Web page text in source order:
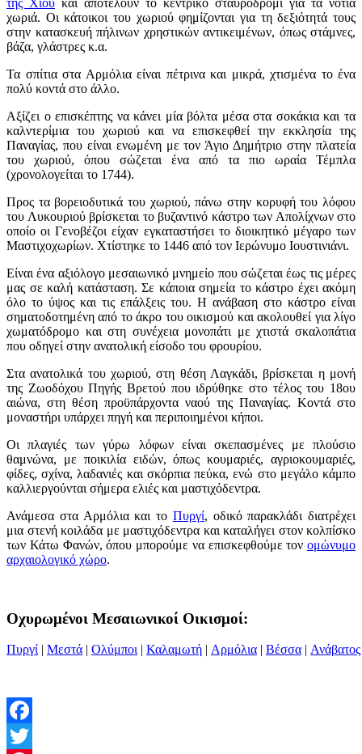
χωριά. Οι κάτοικοι του χωριού φημίζονται για τη δεξιότητά τους
στην κατασκευή πήλινων χρηστικών αντικειμένων, όπως στάμνες,
βάζα, γλάστρες κ.α.
Τα σπίτια στα Αρμόλια είναι πέτρινα και μικρά, χτισμένα το ένα
πολύ κοντά στο άλλο.
Αξίζει ο επισκέπτης να κάνει μία βόλτα μέσα στα σοκάκια και τα
καλντερίμια του χωριού και να επισκεφθεί την εκκλησία της
Παναγίας, που είναι ενωμένη με τον Άγιο Δημήτριο στην πλατεία
του χωριού, όπου σώζεται ένα από τα πιο ωραία Τέμπλα
(χρονολογείται το 1744).
Προς τα βορειοδυτικά του χωριού, πάνω στην κορυφή του λόφου
του Λυκουριού βρίσκεται το βυζαντινό κάστρο των Απολίχνων στο
οποίο οι Γενοβέζοι είχαν εγκαταστήσει το διοικητικό μέγαρο των
Μαστιχοχωρίων. Χτίστηκε το 1446 από τον Ιερώνυμο Ιουστινιάνι.
Είναι ένα αξιόλογο μεσαιωνικό μνημείο που σώζεται έως τις μέρες
μας σε καλή κατάσταση. Σε κάποια σημεία το κάστρο έχει ακόμη
όλο το ύψος και τις επάλξεις του. Η ανάβαση στο κάστρο είναι
σηματοδοτημένη από το άκρο του οικισμού και ακολουθεί για λίγο
χωματόδρομο και στη συνέχεια μονοπάτι με χτιστά σκαλοπάτια
που οδηγεί στην ανατολική είσοδο του φρουρίου.
Στα ανατολικά του χωριού, στη θέση Λαγκάδι, βρίσκεται η μονή
της Ζωοδόχου Πηγής Βρετού που ιδρύθηκε στο τέλος του 18ου
αιώνα, στη θέση προϋπάρχοντα ναού της Παναγίας. Κοντά στο
μοναστήρι υπάρχει πηγή και περιποιημένοι κήποι.
Οι πλαγιές των γύρω λόφων είναι σκεπασμένες με πλούσιο
θαμνώνα, με ποικιλία ειδών, όπως κουμαριές, αγριοκουμαριές,
φίδες, σχίνα, λαδανιές και σκόρπια πεύκα, ενώ στο μεγάλο κάμπο
καλλιεργούνται σήμερα ελιές και μαστιχόδεντρα.
Ανάμεσα στα Αρμόλια και το Πυργί, οδικό παρακλάδι διατρέχει
μια στενή κοιλάδα με μαστιχόδεντρα και καταλήγει στον κολπίσκο
των Κάτω Φανών, όπου μπορούμε να επισκεφθούμε τον ομώνυμο
αρχαιολογικό χώρο.
Οχυρωμένοι Μεσαιωνικοί Οικισμοί:
Πυργί | Μεστά | Ολύμποι | Καλαμωτή | Αρμόλια | Βέσσα | Ανάβατος
Facebook